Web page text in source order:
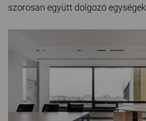
szorosan együtt dolgozó